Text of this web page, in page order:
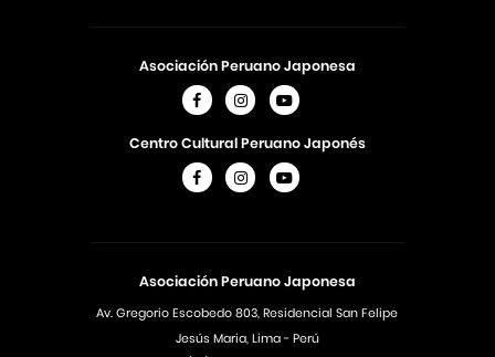
Asociación Peruano Japonesa
Av. Gregorio Escobedo 803, Residencial San Felipe
Jesús Maria, Lima - Perú
Asociación Peruano Japonesa
Centro Cultural Peruano Japonés